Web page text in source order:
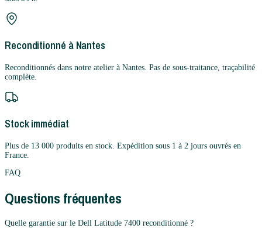
Reconditionné à Nantes
Reconditionnés dans notre atelier à Nantes. Pas de sous-traitance, traçabilité
complète.
Stock immédiat
Plus de 13 000 produits en stock. Expédition sous 1 à 2 jours ouvrés en
France.
FAQ
Questions fréquentes
Quelle garantie sur le Dell Latitude 7400 reconditionné ?